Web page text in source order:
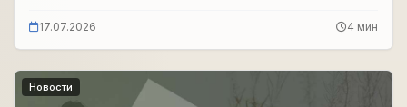
17.07.2026 4 мин
Новости